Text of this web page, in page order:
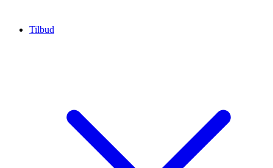
Tilbud